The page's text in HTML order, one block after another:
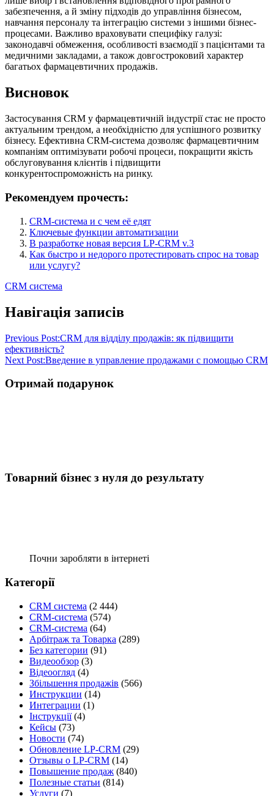
забезпечення, а й зміну підходів до управління бізнесом,
навчання персоналу та інтеграцію системи з іншими бізнес-
процесами. Важливо враховувати специфіку галузі:
законодавчі обмеження, особливості взаємодії з пацієнтами та
медичними закладами, а також довгостроковий характер
багатьох фармацевтичних продажів.
Висновок
Застосування CRM у фармацевтичній індустрії стає не просто
актуальним трендом, а необхідністю для успішного розвитку
бізнесу. Ефективна CRM-система дозволяє фармацевтичним
компаніям оптимізувати робочі процеси, покращити якість
обслуговування клієнтів і підвищити
конкурентоспроможність на ринку.
Рекомендуем прочесть:
CRM-система и с чем её едят
Ключевые функции автоматизации
В разработке новая версия LP-CRM v.3
Как быстро и недорого протестировать спрос на товар
или услугу?
CRM система
Навігація записів
Previous Post:CRM для відділу продажів: як підвищити
ефективність?
Next Post:Введение в управление продажами с помощью CRM
Отримай подарунок
Товарний бізнес з нуля до результату
Почни заробляти в інтернеті
Категорії
CRM система (2 444)
CRM-система (574)
CRM-система (64)
Арбітраж та Товарка (289)
Без категории (91)
Видеообзор (3)
Відеоогляд (4)
Збільшення продажів (566)
Инструкции (14)
Интеграции (1)
Інструкції(4)
Кейсы (73)
Новости (74)
Обновление LP-CRM (29)
Отзывы о LP-CRM (14)
Повышение продаж (840)
Полезные статьи (814)
Услуги (7)